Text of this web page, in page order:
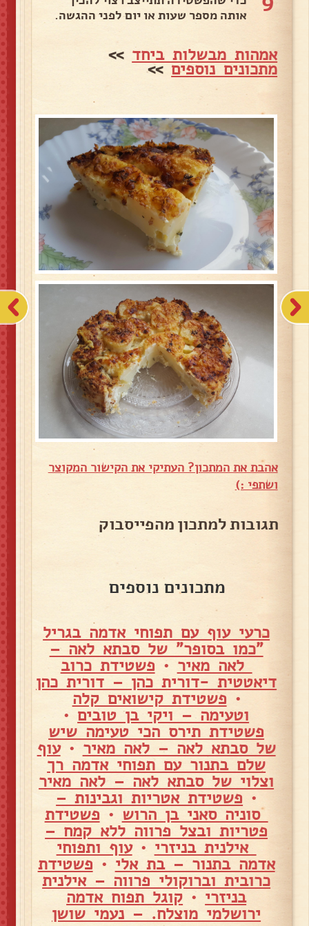
אותה מספר שעות או יום לפני ההגשה.
אמהות מבשלות ביחד >>
מתכונים נוספים>>
אהבת את המתכון? העתיקי את הקישור המקוצר
ושתפי :)
תגובות למתכון מהפייסבוק
מתכונים נוספים
כרעי עוף עם תפוחי אדמה בגריל
"כמו בסופר" של סבתא לאה –
לאה מאיר • פשטידת כרוב
דיאטטית -דורית כהן – דורית כהן
• פשטידת קישואים קלה
וטעימה – ויקי בן טובים •
פשטידת תירס הכי טעימה שיש
של סבתא לאה – לאה מאיר •עוף
שלם בתנור עם תפוחי אדמה רך
וצלוי של סבתא לאה – לאה מאיר
• פשטידת אטריות וגבינות –
סוניה סאני בן הרוש • פשטידת
פטריות ובצל פרווה ללא קמח –
אילנית בניזרי •עוף ותפוחי
אדמה בתנור – בת אלי • פשטידת
כרובית וברוקולי פרווה – אילנית
בניזרי • קוגל תפוח אדמה
ירושלמי מוצלח. – נעמי שושן